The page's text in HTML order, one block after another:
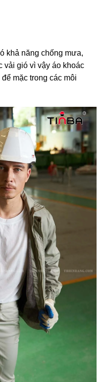
khả năng chống mưa,
vải gió vì vậy áo khoác
mặc trong các môi